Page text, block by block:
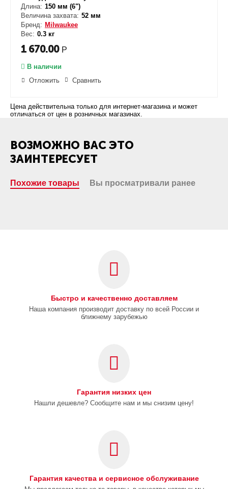
Длина: 150 мм (6")
Величина захвата: 52 мм
Бренд: Milwaukee
Вес: 0.3 кг
1 670.00 Р
В наличии
Отложить
Сравнить
Цена действительна только для интернет-магазина и может
отличаться от цен в розничных магазинах.
ВОЗМОЖНО ВАС ЭТО
ЗАИНТЕРЕСУЕТ
Похожие товары Вы просматривали ранее
Быстро и качественно доставляем
Наша компания производит доставку по всей России и
ближнему зарубежью
Гарантия низких цен
Нашли дешевле? Сообщите нам и мы снизим цену!
Гарантия качества и сервисное обслуживание